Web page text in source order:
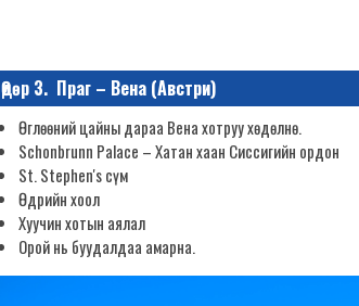
Өдөр 3. Праг – Вена (Австри)
Өглөөний цайны дараа Вена хотруу хөдөлнө.
Schonbrunn Palace – Хатан хаан Сиссигийн ордон
St. Stephen's сүм
Өдрийн хоол
Хуучин хотын аялал
Орой нь буудалдаа амарна.